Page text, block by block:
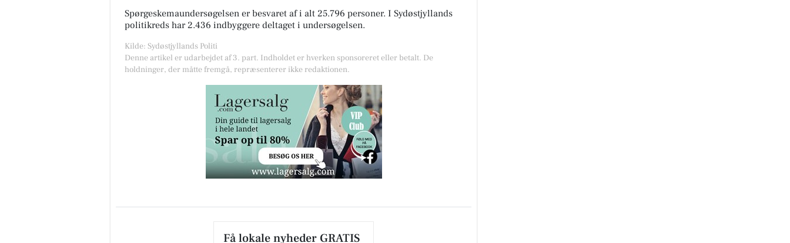
Spørgeskemaundersøgelsen er besvaret af i alt 25.796 personer. I Sydøstjyllands
politikreds har 2.436 indbyggere deltaget i undersøgelsen.
Kilde: Sydøstjyllands Politi
Denne artikel er udarbejdet af 3. part. Indholdet er hverken sponsoreret eller betalt. De
holdninger, der måtte fremgå, repræsenterer ikke redaktionen.
Få lokale nyheder GRATIS